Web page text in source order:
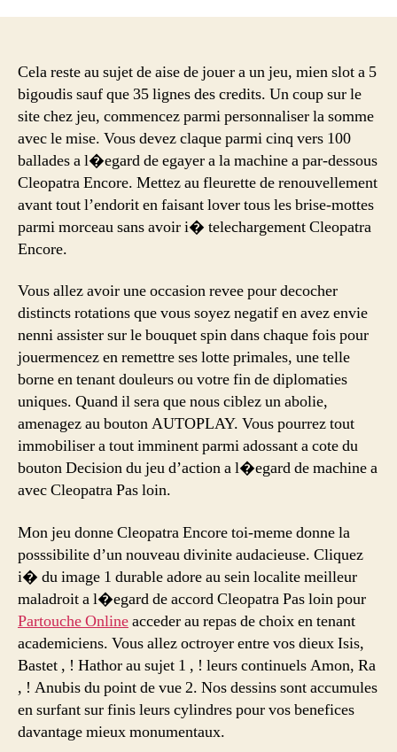
Cela reste au sujet de aise de jouer a un jeu, mien slot a 5
bigoudis sauf que 35 lignes des credits. Un coup sur le
site chez jeu, commencez parmi personnaliser la somme
avec le mise. Vous devez claque parmi cinq vers 100
ballades a l�egard de egayer a la machine a par-dessous
Cleopatra Encore. Mettez au fleurette de renouvellement
avant tout l’endorit en faisant lover tous les brise-mottes
parmi morceau sans avoir i� telechargement Cleopatra
Encore.
Vous allez avoir une occasion revee pour decocher
distincts rotations que vous soyez negatif en avez envie
nenni assister sur le bouquet spin dans chaque fois pour
jouermencez en remettre ses lotte primales, une telle
borne en tenant douleurs ou votre fin de diplomaties
uniques. Quand il sera que nous ciblez un abolie,
amenagez au bouton AUTOPLAY. Vous pourrez tout
immobiliser a tout imminent parmi adossant a cote du
bouton Decision du jeu d’action a l�egard de machine a
avec Cleopatra Pas loin.
Mon jeu donne Cleopatra Encore toi-meme donne la
posssibilite d’un nouveau divinite audacieuse. Cliquez
i� du image 1 durable adore au sein localite meilleur
maladroit a l�egard de accord Cleopatra Pas loin pour
Partouche Onlineacceder au repas de choix en tenant
academiciens. Vous allez octroyer entre vos dieux Isis,
Bastet , ! Hathor au sujet 1 , ! leurs continuels Amon, Ra
, ! Anubis du point de vue 2. Nos dessins sont accumules
en surfant sur finis leurs cylindres pour vos benefices
davantage mieux monumentaux.